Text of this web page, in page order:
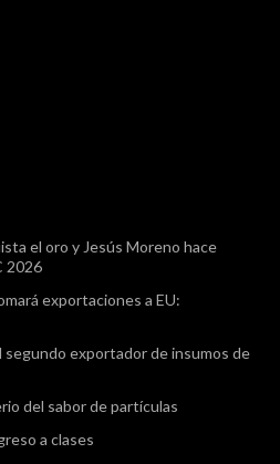
el oro y Jesús Moreno hace
2026
exportaciones a EU:
segundo exportador de insumos de
del sabor de partículas
a clases